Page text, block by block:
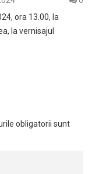
ora 13.00, la
la vernisajul
obligatorii sunt